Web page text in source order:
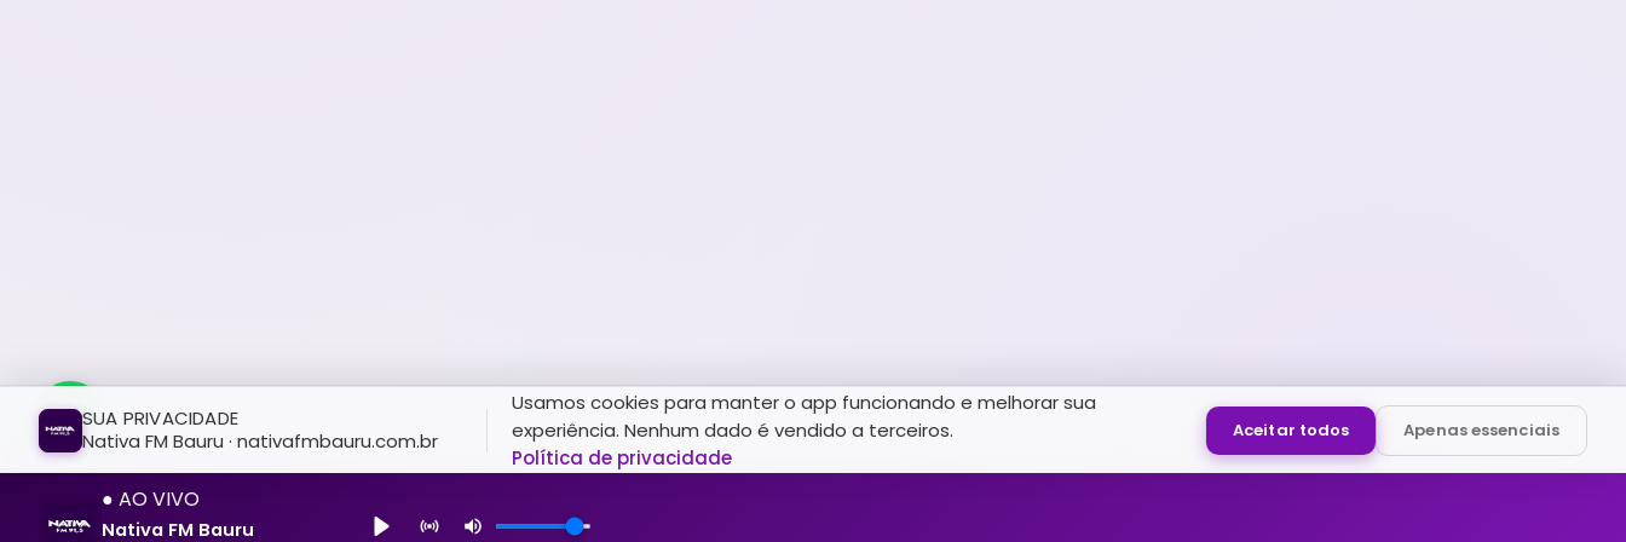
● AO VIVO
Nativa FM Bauru
SUA PRIVACIDADE
Nativa FM Bauru · nativafmbauru.com.br
Usamos cookies para manter o app funcionando e melhorar sua
experiência. Nenhum dado é vendido a terceiros.
Política de privacidade
Aceitar todos Apenas essenciais